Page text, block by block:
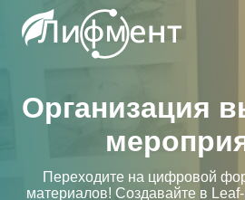
Организация
Переходите на цифровой
материалов! Создавайте в